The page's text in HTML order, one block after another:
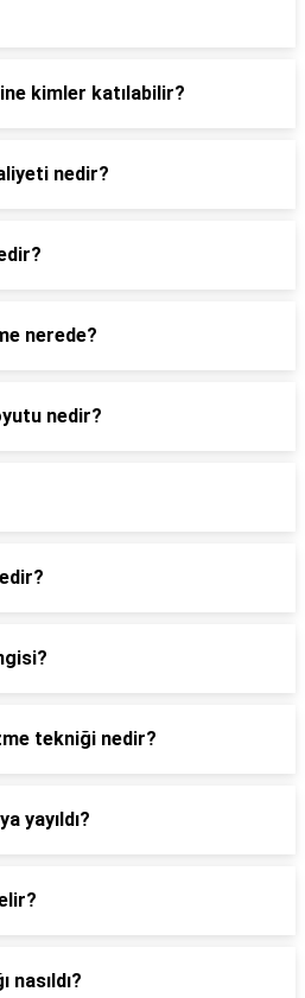
kimler katılabilir?
nedir?
nerede?
nedir?
tekniği nedir?
yayıldı?